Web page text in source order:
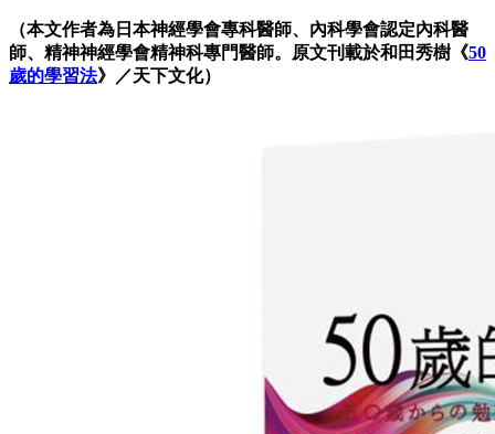
（本文作者為日本神經學會專科醫師、內科學會認定內科醫
師、精神神經學會精神科專門醫師。原文刊載於和田秀樹《50
歲的學習法》／天下文化）